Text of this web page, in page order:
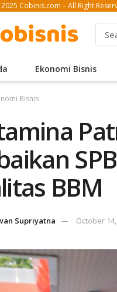
Cobinis.com – All Right
Ekonomi Bisnis
Bisnis
BBM
Supriyatna October